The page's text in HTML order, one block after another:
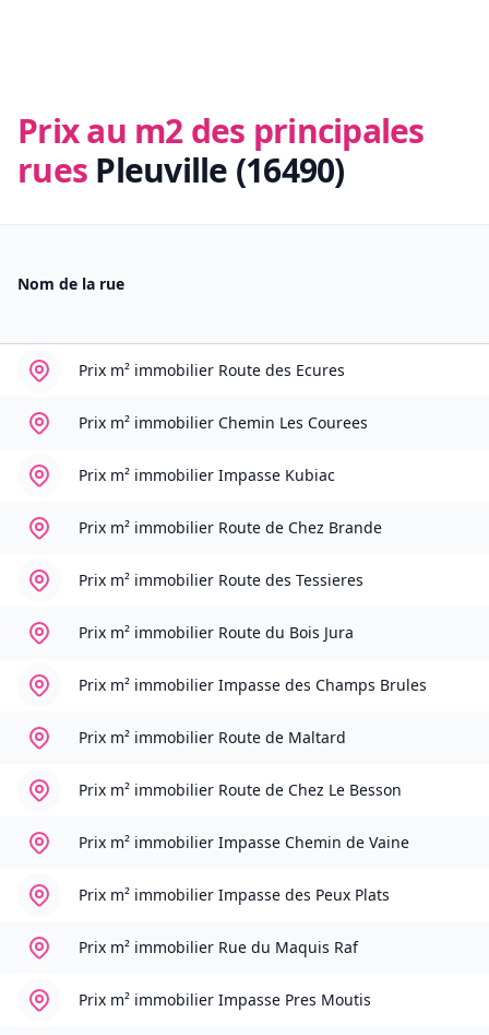
Prix au m2 des principales
rues Pleuville (16490)
Nom de la rue
Prix m² immobilier Route des Ecures
Prix m² immobilier Chemin Les Courees
Prix m² immobilier Impasse Kubiac
Prix m² immobilier Route de Chez Brande
Prix m² immobilier Route des Tessieres
Prix m² immobilier Route du Bois Jura
Prix m² immobilier Impasse des Champs Brules
Prix m² immobilier Route de Maltard
Prix m² immobilier Route de Chez Le Besson
Prix m² immobilier Impasse Chemin de Vaine
Prix m² immobilier Impasse des Peux Plats
Prix m² immobilier Rue du Maquis Raf
Prix m² immobilier Impasse Pres Moutis